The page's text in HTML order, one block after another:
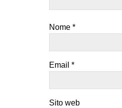
Nome *
Email *
Sito web